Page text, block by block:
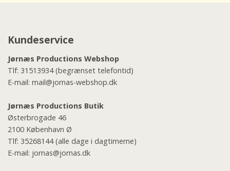
Kundeservice
Jørnæs Productions Webshop
Tlf: 31513934(begrænset telefontid)
E-mail: mail@jornas-webshop.dk
Jørnæs Productions Butik
Østerbrogade 46
2100 København Ø
Tlf: 35268144(alle dage i dagtimerne)
E-mail: jornas@jornas.dk